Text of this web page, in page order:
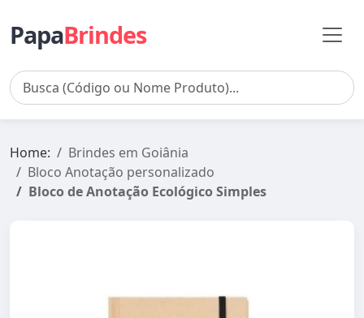
PapaBrindes
Home:
Brindes em Goiânia
Bloco Anotação personalizado
Bloco de Anotação Ecológico Simples